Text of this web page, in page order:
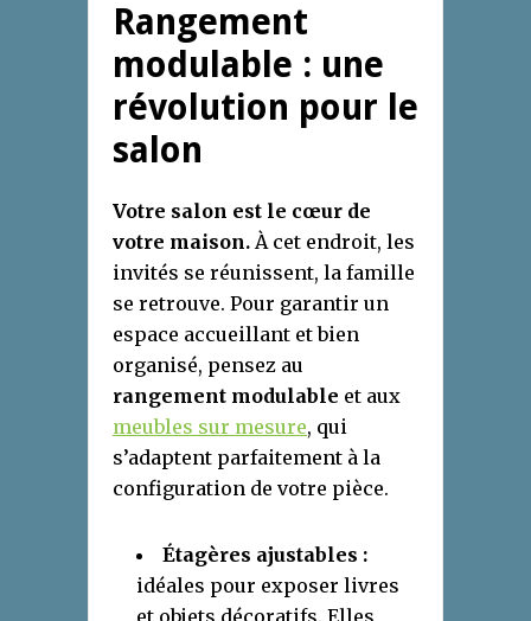
Rangement
modulable : une
révolution pour le
salon
Votre salon est le cœur de
votre maison. À cet endroit, les
invités se réunissent, la famille
se retrouve. Pour garantir un
espace accueillant et bien
organisé, pensez au
rangement modulable et aux
meubles sur mesure, qui
s’adaptent parfaitement à la
configuration de votre pièce.
Étagères ajustables :
idéales pour exposer livres